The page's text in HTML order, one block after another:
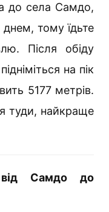
до села Самдо,
тому їдьте
Після обіду
на пік
5177 метрів.
туди, найкраще
Самдо до